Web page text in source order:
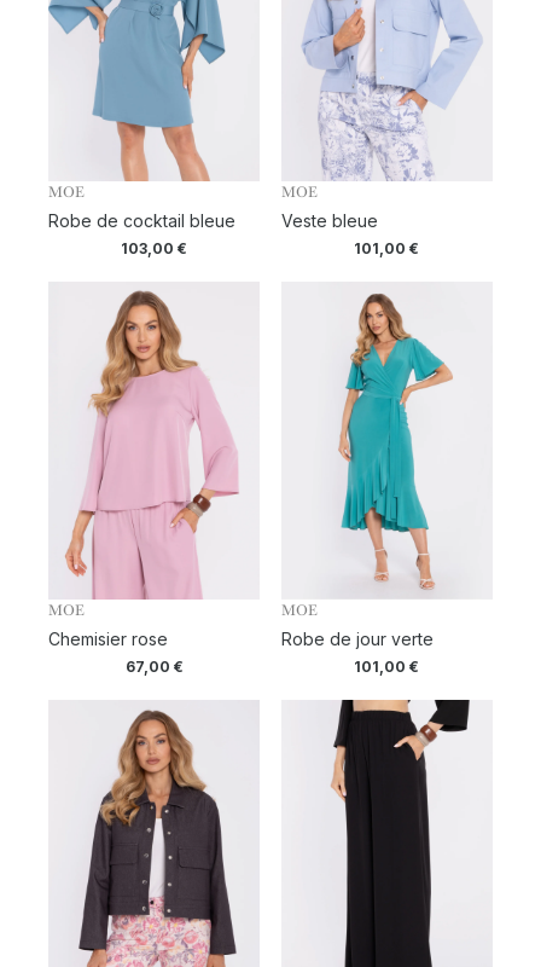
MOE
Robe de cocktail bleue
103,00€
MOE
Veste bleue
101,00€
MOE
Chemisier rose
67,00 €
MOE
Robe de jour verte
101,00€